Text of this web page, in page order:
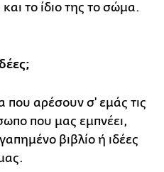
το ίδιο της το σώμα.
αρέσουν σ' εμάς τις
που μας εμπνέει,
βιβλίο ή ιδέες